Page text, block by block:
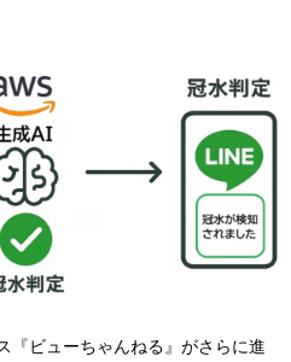
『ビューちゃんねる』がさらに進